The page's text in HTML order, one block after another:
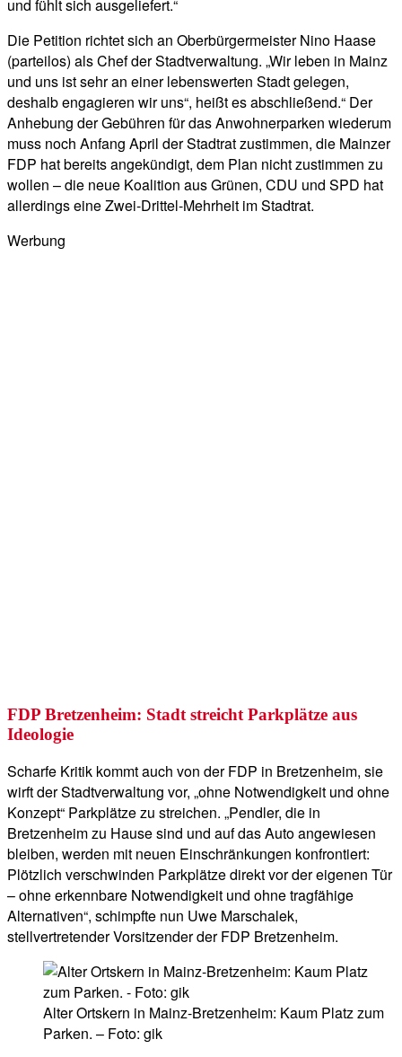
und fühlt sich ausgeliefert.“
Die Petition richtet sich an Oberbürgermeister Nino Haase
(parteilos) als Chef der Stadtverwaltung. „Wir leben in Mainz
und uns ist sehr an einer lebenswerten Stadt gelegen,
deshalb engagieren wir uns“, heißt es abschließend.“ Der
Anhebung der Gebühren für das Anwohnerparken wiederum
muss noch Anfang April der Stadtrat zustimmen, die Mainzer
FDP hat bereits angekündigt, dem Plan nicht zustimmen zu
wollen – die neue Koalition aus Grünen, CDU und SPD hat
allerdings eine Zwei-Drittel-Mehrheit im Stadtrat.
Werbung
FDP Bretzenheim: Stadt streicht Parkplätze aus
Ideologie
Scharfe Kritik kommt auch von der FDP in Bretzenheim, sie
wirft der Stadtverwaltung vor, „ohne Notwendigkeit und ohne
Konzept“ Parkplätze zu streichen. „Pendler, die in
Bretzenheim zu Hause sind und auf das Auto angewiesen
bleiben, werden mit neuen Einschränkungen konfrontiert:
Plötzlich verschwinden Parkplätze direkt vor der eigenen Tür
– ohne erkennbare Notwendigkeit und ohne tragfähige
Alternativen“, schimpfte nun Uwe Marschalek,
stellvertretender Vorsitzender der FDP Bretzenheim.
Alter Ortskern in Mainz-Bretzenheim: Kaum Platz zum
Parken. – Foto: gik